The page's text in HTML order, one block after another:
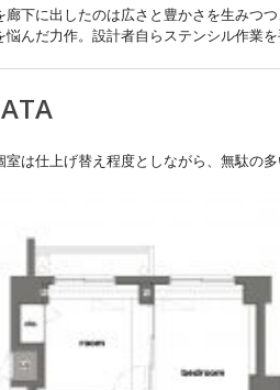
廊下に出したのは広さと豊かさを生み
んだ力作。設計者自らステンシル作業
は仕上げ替え程度としながら、無駄の